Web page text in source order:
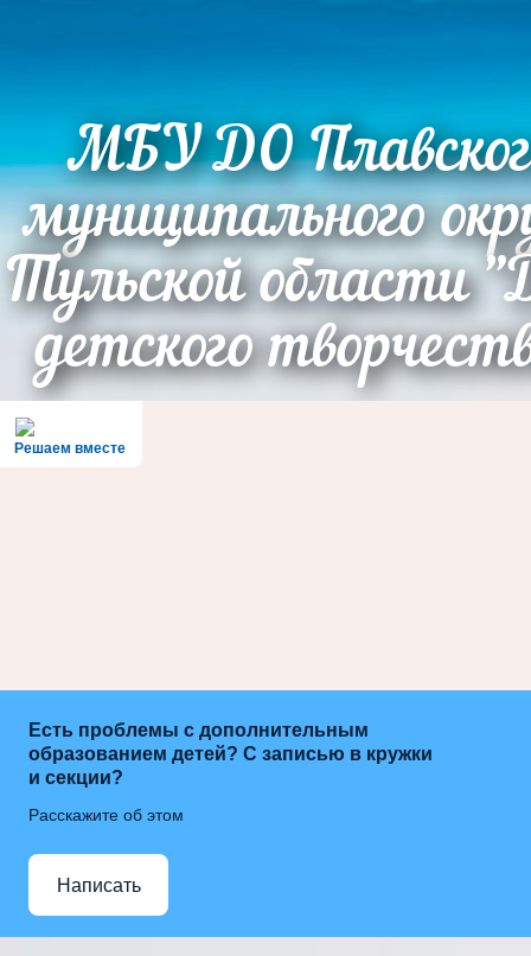
МБУ ДО
муниципального
Тульской области
детского
Решаем вместе
Есть проблемы с дополнительным
образованием детей? С записью в кружки
и секции?
Расскажите об этом
Написать